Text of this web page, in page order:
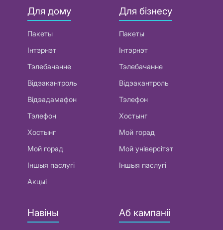
Для дому
Пакеты
Інтэрнэт
Тэлебачанне
Відэакантроль
Відэадамафон
Тэлефон
Хостынг
Мой горад
Іншыя паслугі
Акцыі
Для бізнесу
Пакеты
Інтэрнэт
Тэлебачанне
Відэакантроль
Тэлефон
Хостынг
Мой горад
Мой універсітэт
Іншыя паслугі
Навіны Аб кампаніі